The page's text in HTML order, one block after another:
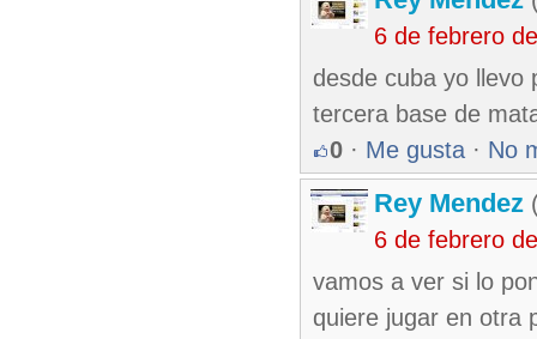
6 de febrero
desde cuba yo llevo
tercera base de
0 · Me gusta · No
Rey Mendez
6 de febrero
vamos a ver si lo
quiere jugar en otra